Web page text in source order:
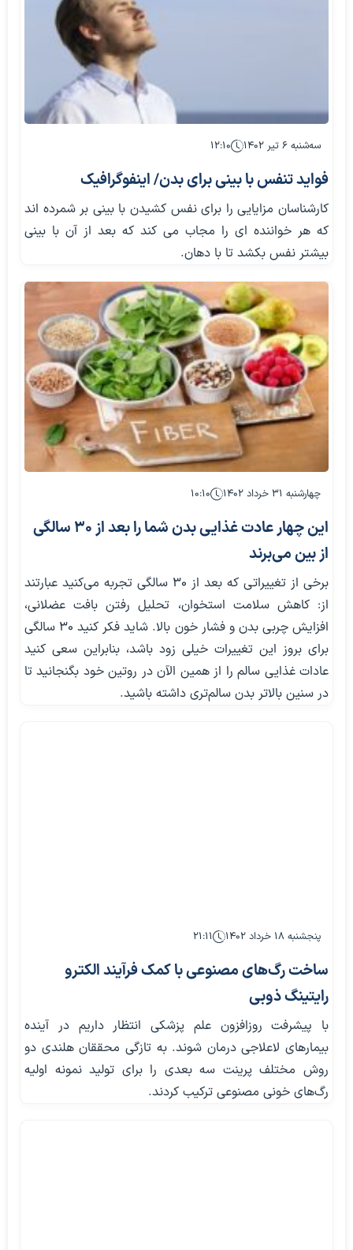
سه‌شنبه ۶ تیر ۱۴۰۲ ۱۲:۱۰
فواید تنفس با بینی برای بدن/ اینفوگرافیک
کارشناسان مزایایی را برای نفس کشیدن با بینی بر شمرده اند
که هر خواننده ای را مجاب می کند که بعد از آن با بینی
بیشتر نفس بکشد تا با دهان.
چهارشنبه ۳۱ خرداد ۱۴۰۲ ۱۰:۱۰
این چهار عادت غذایی بدن شما را بعد از ۳۰ سالگی
از بین می‌برند
برخی از تغییراتی که بعد از ۳۰ سالگی تجربه می‌کنید عبارتند
از: کاهش سلامت استخوان، تحلیل رفتن بافت عضلانی،
افزایش چربی بدن و فشار خون بالا. شاید فکر کنید ۳۰ سالگی
برای بروز این تغییرات خیلی زود باشد، بنابراین سعی کنید
عادات غذایی سالم را از همین الآن در روتین خود بگنجانید تا
در سنین بالاتر بدن سالم‌تری داشته باشید.
پنجشنبه ۱۸ خرداد ۱۴۰۲ ۲۱:۱۱
ساخت رگ‌های مصنوعی با کمک فرآیند الکترو
رایتینگ ذوبی
با پیشرفت روزافزون علم پزشکی انتظار داریم در آینده
بیمارهای لاعلاجی درمان شوند. به تازگی محققان هلندی دو
روش مختلف پرینت سه بعدی را برای تولید نمونه اولیه
رگ‌های خونی مصنوعی ترکیب کردند.